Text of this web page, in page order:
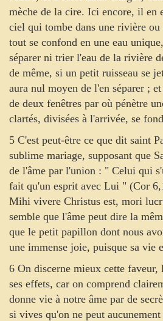
mèche de la cire. Ici encore, il en
ciel qui tombe dans une rivière ou
tout se confond en une eau
séparer ni trier l'eau de la rivière
de même, si un petit ruisseau se
aura nul moyen de l'en séparer ;
de deux fenêtres par où pénètre
clartés, divisées à l'arrivée, se
5 C'est peut-être ce que dit saint
sublime mariage, supposant que
de l'âme par l'union : " Celui qui
fait qu'un esprit avec Lui " (Cor
Mihi vivere Christus est, mori
semble que l'âme peut dire la
que le petit papillon dont nous
une immense joie, puisque sa vie
6 On discerne mieux cette faveur,
ses effets, car on comprend
donne vie à notre âme par de
si vives qu'on ne peut